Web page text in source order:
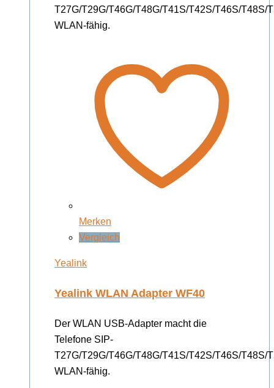
T27G/T29G/T46G/T48G/T41S/T42S/T46S/T48S/
WLAN-fähig.
Merken
Vergleich
Yealink
Yealink WLAN Adapter WF40
Der WLAN USB-Adapter macht die
Telefone SIP-
T27G/T29G/T46G/T48G/T41S/T42S/T46S/T48S/
WLAN-fähig.